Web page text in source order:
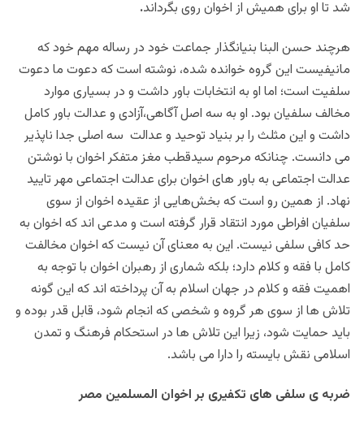
شد تا او برای همیش از اخوان روی بگرداند.
هرچند حسن البنا بنیانگذار جماعت خود در رساله مهم خود که
مانیفیست این گروه خوانده شده، نوشته است که دعوت ما دعوت
سلفیت است؛ اما او به انتخابات باور داشت و در بسیاری موارد
مخالف سلفیان بود. او به سه اصل آگاهی،آزادی و عدالت باور کامل
داشت و این مثلث را بر بنیاد توحید و عدالت سه اصلی جدا ناپذیر
می دانست. چنانکه مرحوم سیدقطب مغز متفکر اخوان با نوشتن
عدالت اجتماعی به باور های اخوان برای عدالت اجتماعی مهر تایید
نهاد. از همین رو است که بخش‌هایی از عقیده اخوان از سوی
سلفیان افراطی مورد انتقاد قرار گرفته است و مدعی اند که اخوان به
حد کافی سلفی نیست. این به معنای آن نیست که اخوان مخالفت
کامل با فقه و کلام دارد؛ بلکه شماری از رهبران اخوان با توجه به
اهمیت فقه و کلام در جهان اسلام به آن پرداخته اند که این گونه
تلاش ها از سوی هر گروه و شخصی که انجام شود، قابل قدر بوده و
باید حمایت شود، زیرا این تلاش ها در استحکام فرهنگ و تمدن
اسلامی نقش بایسته را دارا می باشد.
ضربه ی سلفی های تکفیری بر اخوان المسلمین مصر